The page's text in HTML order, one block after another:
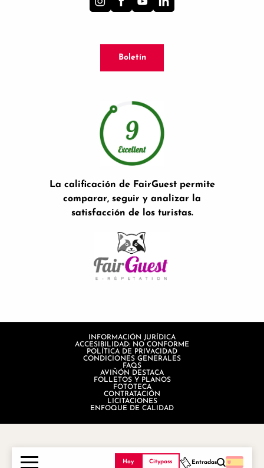
Hoy Citypass Entradas
Boletín
La calificación de FairGuest permite
comparar, seguir y analizar la
satisfacción de los turistas.
INFORMACIÓN JURÍDICA
ACCESIBILIDAD: NO CONFORME
POLÍTICA DE PRIVACIDAD
CONDICIONES GENERALES
FAQS
AVIÑÓN DESTACA
FOLLETOS Y PLANOS
FOTOTECA
CONTRATACIÓN
LICITACIONES
ENFOQUE DE CALIDAD